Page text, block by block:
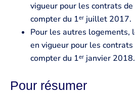
vigueur pour les contrats
compter du 1ᵉʳ juillet 2017.
Pour les autres logements,
en vigueur pour les
compter du 1ᵉʳ janvier 2018.
Pour résumer